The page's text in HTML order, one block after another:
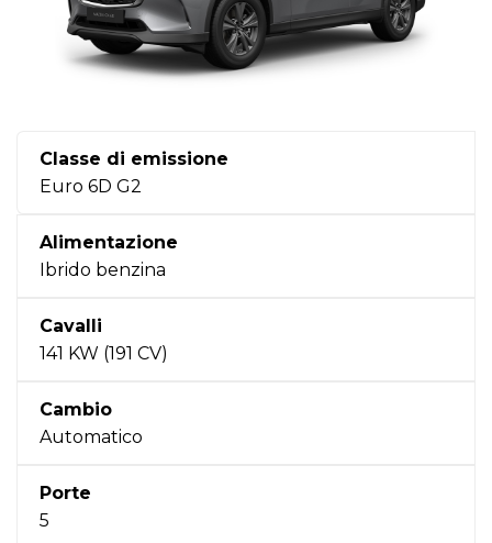
Classe di emissione
Euro 6D G2
Alimentazione
Ibrido benzina
Cavalli
141 KW (191 CV)
Cambio
Automatico
Porte
5